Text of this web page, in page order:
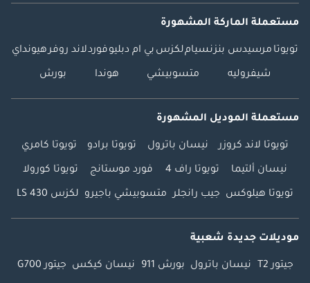
مستعملة الماركة المشهورة
تويوتا مرسيدس بنزنسياملكزس بي ام دبليوفوردلاند روفرهيونداي
شيفروليه متسوبيشي هوندا بورش
مستعملة الموديل المشهورة
تويوتا لاند كروزر نيسان باترول تويوتا برادو تويوتا كامري
نيسان ألتيما تويوتا راف 4 فورد موستانج تويوتا كورولا
تويوتا هيلوكس جيب رانجلر متسوبيشي باجيرو لكزس LS 430
موديلات جديدة شعبية
جيتور T2 نيسان باترول بورش 911 نيسان كيكس جيتور G700